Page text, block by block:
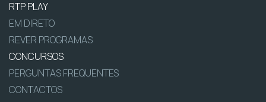
RTP PLAY
EM DIRETO
REVER PROGRAMAS
CONCURSOS
PERGUNTAS FREQUENTES
CONTACTOS